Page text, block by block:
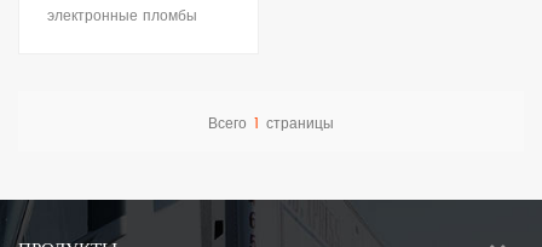
электронные пломбы
управления активами,
Всего 1 страницы